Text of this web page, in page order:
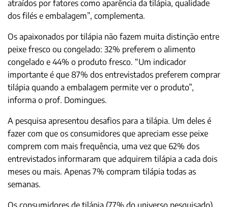
atraídos por fatores como aparência da tilápia, qualidade
dos filés e embalagem”, complementa.
Os apaixonados por tilápia não fazem muita distinção entre
peixe fresco ou congelado: 32% preferem o alimento
congelado e 44% o produto fresco. “Um indicador
importante é que 87% dos entrevistados preferem comprar
tilápia quando a embalagem permite ver o produto”,
informa o prof. Domingues.
A pesquisa apresentou desafios para a tilápia. Um deles é
fazer com que os consumidores que apreciam esse peixe
comprem com mais frequência, uma vez que 62% dos
entrevistados informaram que adquirem tilápia a cada dois
meses ou mais. Apenas 7% compram tilápia todas as
semanas.